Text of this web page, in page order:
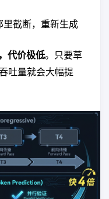
里截断，重新生成
代价极低。只要草
吐量就会大幅提